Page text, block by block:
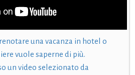
una vacanza in hotel o
vuole saperne di più.
un video selezionato da